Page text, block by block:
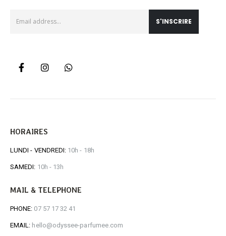
HORAIRES
LUNDI - VENDREDI: 10h - 18h
SAMEDI: 10h - 13h
MAIL & TELEPHONE
PHONE: 07 57 17 32 41
EMAIL: hello@odyssee-parfumee.com